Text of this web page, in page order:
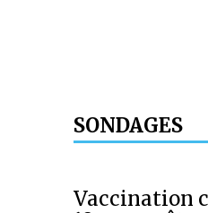
SONDAGES
Vaccination